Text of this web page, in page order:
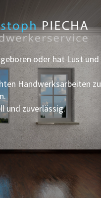
oder hat Lust und
Handwerksarbeiten zu
und zuverlässig.